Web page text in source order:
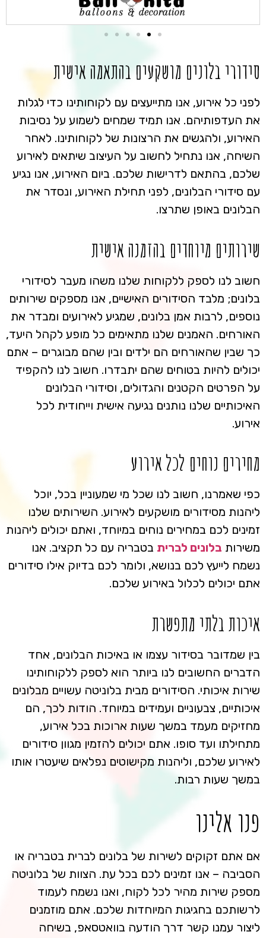
סידורי בלונים מושקעים בהתאמה אישית
לפני כל אירוע, אנו מתייעצים עם לקוחותינו כדי לגלות
את העדפותיהם. אנו תמיד שמחים לשמוע על נסיבות
האירוע, ולהגשים את הרצונות של לקוחותינו. לאחר
השיחה, אנו נתחיל לחשוב על העיצוב שיתאים לאירוע
שלכם, בהתאם לדרישות שלכם. ביום האירוע, אנו נגיע
עם סידורי הבלונים, לפני תחילת האירוע, ונסדר את
הבלונים באופן שתרצו.
שירותים מיוחדים בהזמנה אישית
חשוב לנו לספק ללקוחות שלנו משהו מעבר לסידורי
בלונים; מלבד הסידורים האישיים, אנו מספקים שירותים
נוספים, לרבות אמן בלונים, שמגיע לאירועים ומבדר את
האורחים. האמנים שלנו מתאימים כל מופע לקהל היעד,
כך שבין שהאורחים הם ילדים ובין שהם מבוגרים – אתם
יכולים להיות בטוחים שהם יתבדרו. חשוב לנו להקפיד
על הפרטים הקטנים והגדולים, וסידורי הבלונים
האיכותיים שלנו נותנים נגיעה אישית וייחודית לכל
אירוע.
מחירים נוחים לכל אירוע
כפי שאמרנו, חשוב לנו שכל מי שמעוניין בכל, יוכל
ליהנות מסידורים מושקעים לאירוע. השירותים שלנו
זמינים לכם במחירים נוחים במיוחד, ואתם יכולים ליהנות
משירות בלונים לברית בטבריה עם כל תקציב. אנו
נשמח לייעץ לכם בנושא, ולומר לכם בדיוק אילו סידורים
אתם יכולים לכלול באירוע שלכם.
איכות בלתי מתפשרת
בין שמדובר בסידור עצמו או באיכות הבלונים, אחד
הדברים החשובים לנו ביותר הוא לספק ללקוחותינו
שירות איכותי. הסידורים מבית בלוניטה עשויים מבלונים
איכותיים, צבעוניים ועמידים במיוחד. הודות לכך, הם
מחזיקים מעמד במשך שעות ארוכות בכל אירוע,
מתחילתו ועד סופו. אתם יכולים להזמין מגוון סידורים
לאירוע שלכם, וליהנות מקישוטים נפלאים שיעטרו אותו
במשך שעות רבות.
פנו אלינו
אם אתם זקוקים לשירות של בלונים לברית בטבריה או
הסביבה – אנו זמינים לכם בכל עת. הצוות של בלוניטה
מספק שירות מהיר לכל לקוח, ואנו נשמח לעמוד
לרשותכם בחגיגות המיוחדות שלכם. אתם מוזמנים
ליצור עמנו קשר דרך הודעה בוואטסאפ, בשיחה